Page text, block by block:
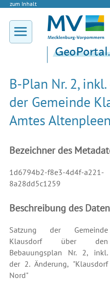
zum Inhalt
B-Plan Nr. 2,
der Gemeinde
Amtes Altenpleen
Bezeichner des
1d6794b2-f8e3-4d4f-a221-
8a28dd5c1259
Beschreibung des
Satzung der Gemeinde
Klausdorf über den
Bebauungsplan Nr. 2, inkl.
der 2. Änderung, "Klausdorf
Nord"